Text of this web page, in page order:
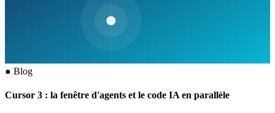
● Blog
Cursor 3 : la fenêtre d'agents et le code IA en parallèle